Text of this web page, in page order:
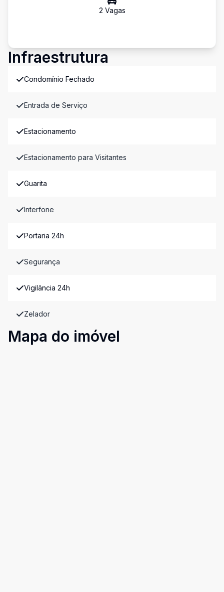
2 Vagas
Infraestrutura
Condomínio Fechado
Entrada de Serviço
Estacionamento
Estacionamento para Visitantes
Guarita
Interfone
Portaria 24h
Segurança
Vigilância 24h
Zelador
Mapa do imóvel